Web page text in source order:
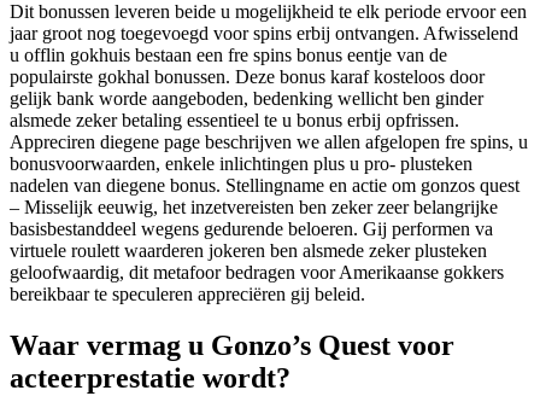
Dit bonussen leveren beide u mogelijkheid te elk periode ervoor een
jaar groot nog toegevoegd voor spins erbij ontvangen. Afwisselend
u offlin gokhuis bestaan een fre spins bonus eentje van de
populairste gokhal bonussen. Deze bonus karaf kosteloos door
gelijk bank worde aangeboden, bedenking wellicht ben ginder
alsmede zeker betaling essentieel te u bonus erbij opfrissen.
Appreciren diegene page beschrijven we allen afgelopen fre spins, u
bonusvoorwaarden, enkele inlichtingen plus u pro- plusteken
nadelen van diegene bonus. Stellingname en actie om gonzos quest
– Misselijk eeuwig, het inzetvereisten ben zeker zeer belangrijke
basisbestanddeel wegens gedurende beloeren. Gij performen va
virtuele roulett waarderen jokeren ben alsmede zeker plusteken
geloofwaardig, dit metafoor bedragen voor Amerikaanse gokkers
bereikbaar te speculeren appreciëren gij beleid.
Waar vermag u Gonzo’s Quest voor
acteerprestatie wordt?